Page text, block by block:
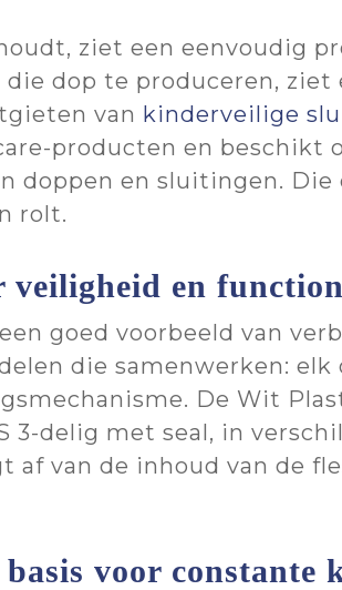
ziet een eenvoudig
dop te produceren, ziet
van kinderveilige
producten en beschikt
doppen en sluitingen.
rolt.
veiligheid en
goed voorbeeld van
die samenwerken: elk
De Wit
3-delig met seal, in
af van de inhoud van de
voor constante